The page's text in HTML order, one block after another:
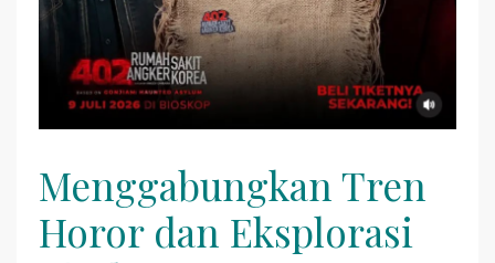
Menggabungkan Tren
Horor dan Eksplorasi